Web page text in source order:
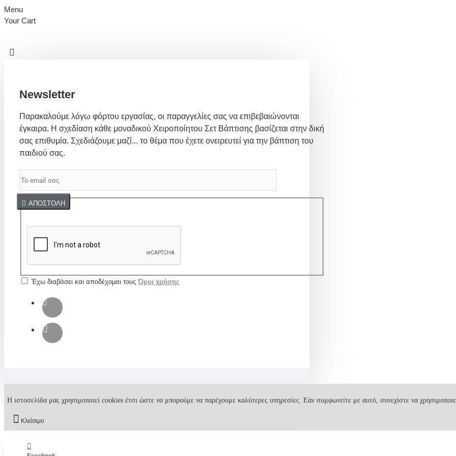
Menu
Your Cart
Newsletter
Παρακαλούμε λόγω φόρτου εργασίας, οι παραγγελίες σας να επιβεβαιώνονται
έγκαιρα. Η σχεδίαση κάθε μοναδικού Χειροποίητου Σετ Βάπτισης βασίζεται στην δική
σας επιθυμία. Σχεδιάζουμε μαζί... το θέμα που έχετε ονειρευτεί για την βάπτιση του
παιδιού σας.
ΑΠΟΣΤΟΛΉ
Captcha
Έχω διαβάσει και αποδέχομαι τους Όροι χρήσης
Η ιστοσελίδα μας χρησιμοποιεί cookies έτσι ώστε να μπορούμε να παρέχουμε καλύτερες υπηρεσίες. Εάν συμφωνείτε με αυτό, συνεχίστε να
Κλείσιμο